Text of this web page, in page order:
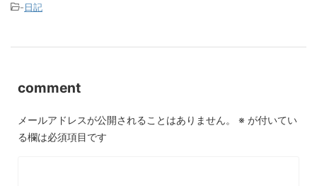
-日記
comment
メールアドレスが公開されることはありません。 ※ が付いてい
る欄は必須項目です